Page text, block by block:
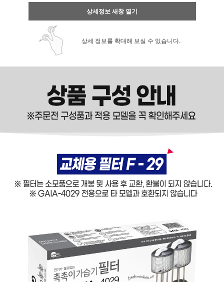
상세정보 새창 열기
상세 정보를 확대해 보실 수 있습니다.